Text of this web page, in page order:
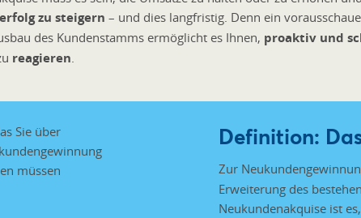
zu steigern – und dies langfristig. Denn ein
des Kundenstamms ermöglicht es Ihnen, proaktiv und
reagieren
Definition:
Zur
Erweiterung des
Neukundenakquise ist